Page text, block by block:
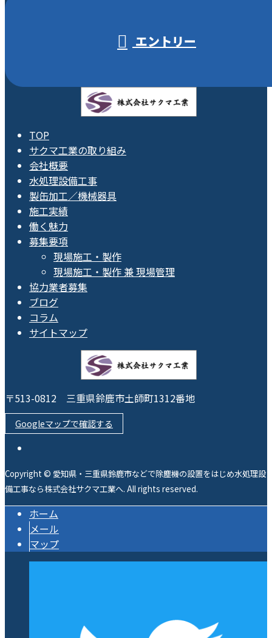
エントリー
TOP
サクマ工業の取り組み
会社概要
水処理設備工事
製缶加工／機械器具
施工実績
働く魅力
募集要項
現場施工・製作
現場施工・製作 兼 現場管理
協力業者募集
ブログ
コラム
サイトマップ
〒513-0812 三重県鈴鹿市土師町1312番地
Googleマップで確認する
Copyright © 愛知県・三重県鈴鹿市などで除塵機の設置をはじめ水処理設
備工事なら株式会社サクマ工業へ. All rights reserved.
ホーム
メール
マップ